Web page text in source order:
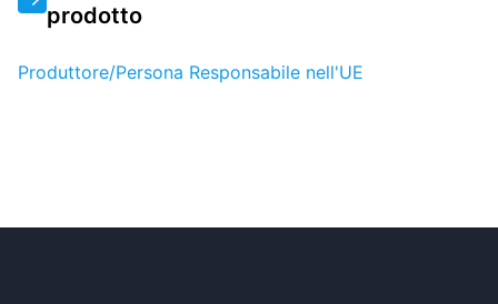
prodotto
Produttore/Persona Responsabile nell'UE